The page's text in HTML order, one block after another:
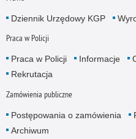
Dziennik Urzędowy KGP
Praca w Policji
Praca w Policji Informacje
Rekrutacja
Zamówienia publiczne
Postępowania o zamówienia
Archiwum